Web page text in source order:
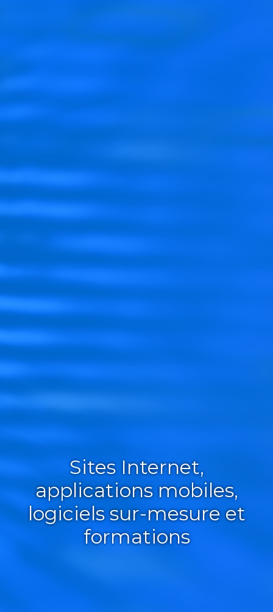
Sites Internet,
applications mobiles,
logiciels sur-mesure et
formations